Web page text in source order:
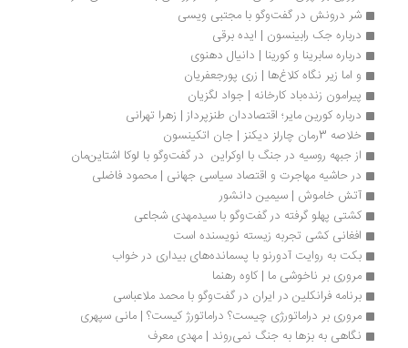
شر درونش در گفت‌وگو با مجتبی ویسی
درباره جک رابینسون | ایده برقی
درباره سابرینا و کورینا | دانیال دهنوی
و اما زیر نگاه کلاغ‌ها | زری پورجعفریان
پیرامون زنده‌باد کارخانه | جواد لگزیان
درباره کورین مایر؛ اقتصاددان طنزپرداز | زهرا تهرانی
خلاصه 3رمان چارلز دیکنز | جان اتکینسون
از جبهه روسیه در جنگ با اوکراین  در گفت‌وگو با لوکا اشتاین‌مان
در حاشیه مهاجرت و اقتصاد سیاسی جهانی | محمود فاضلی
آتش خاموش | سیمین دانشور
کشتی پهلو گرفته در گفت‌وگو با سیدمهدی شجاعی
افغانی کشی تجربه زیسته نویسنده است
بکت به روایت آدورنو با پسمانده‌های بیداری در خواب
مروری بر ناخوشی ما | کاوه رهنما
برنامه فرانکلین در ایران در گفت‌وگو با محمد ملاعباسی
مروری بر دراماتورژی چیست؟ دراماتورژ کیست؟ | مانی سپهری
نگاهی به بزها به جنگ نمی‌روند | مهدی معرف